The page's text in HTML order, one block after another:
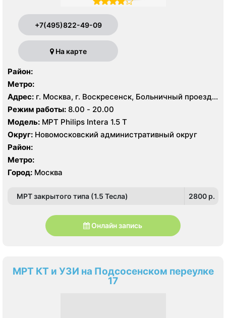
+7(495)822-49-09
На карте
Район:
Метро:
Адрес: г. Москва, г. Воскресенск, Больничный проезд,
д. 1, корп. 8
Режим работы: 8.00 - 20.00
Модель: МРТ Philips Intera 1.5 T
Округ: Новомосковский административный округ
Район:
Метро:
Город: Москва
МРТ закрытого типа (1.5 Тесла) 2800 p.
Онлайн запись
МРТ КТ и УЗИ на Подсосенском переулке
17